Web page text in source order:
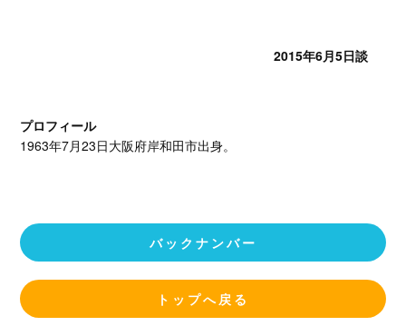
2015年6月5日談
プロフィール
1963年7月23日大阪府岸和田市出身。
バックナンバー
トップへ戻る